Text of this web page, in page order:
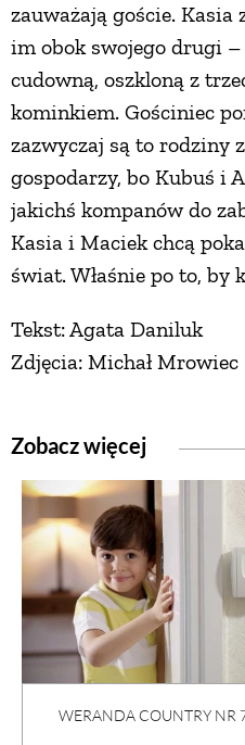
zauważają goście.
im obok swojego drugi
cudowną, oszkloną z
kominkiem. Gościniec
zazwyczaj są to rodziny
gospodarzy, bo Kubuś i
jakichś kompanów do
Kasia i Maciek chcą
świat. Właśnie po to,
Tekst: Agata Daniluk
Zdjęcia: Michał Mrowiec
Zobacz więcej
WERANDA COUNTRY NR